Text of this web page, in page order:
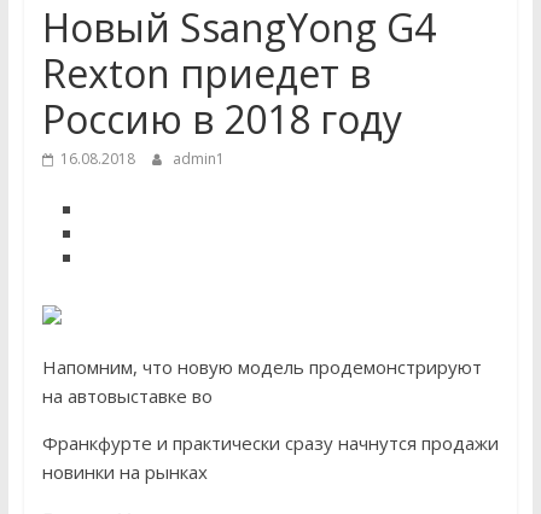
Новый SsangYong G4
Rexton приедет в
Россию в 2018 году
16.08.2018 admin1
Напомним, что новую модель продемонстрируют
на автовыставке во
Франкфурте и практически сразу начнутся продажи
новинки на рынках